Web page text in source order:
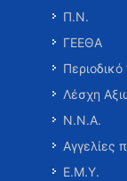
Π.Ν.
ΓΕΕΘΑ
Περιοδικό
Λέσχη
Ν.Ν.Α.
Αγγελίες
Ε.Μ.Υ.